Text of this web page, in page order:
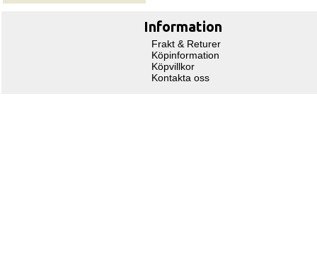
Information
Frakt & Returer
Köpinformation
Köpvillkor
Kontakta oss